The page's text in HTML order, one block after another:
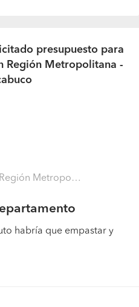
presupuesto para
Región Metropolitana -
Metropolitana - Chacabuco)
habría que empastar y